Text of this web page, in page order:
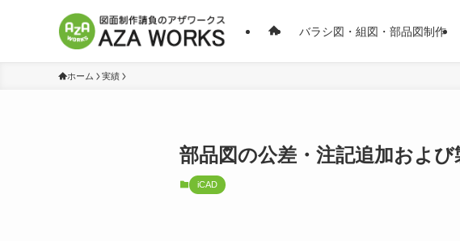
バラシ図・組図・部品図制作
ホーム 実績
部品図の公差・注記追加および
iCAD